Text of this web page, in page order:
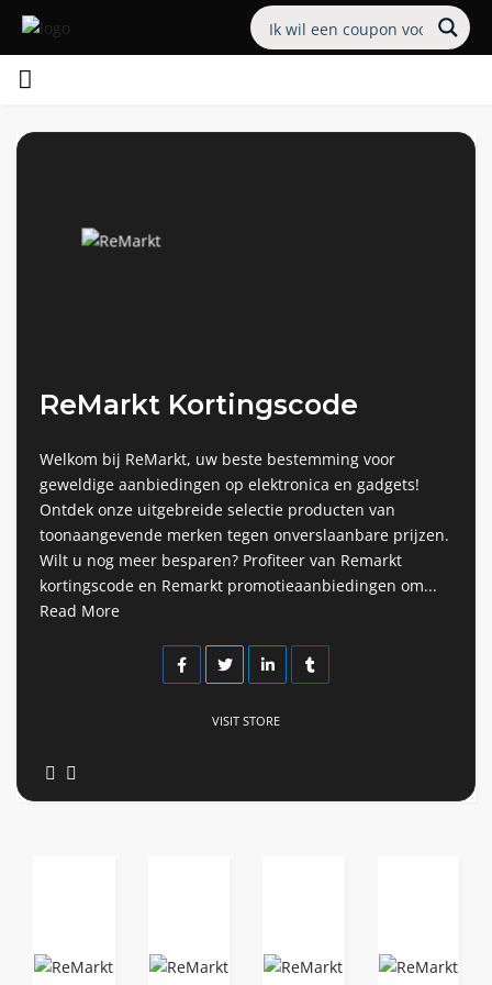
ReMarkt Kortingscode
Welkom bij ReMarkt, uw beste bestemming voor
geweldige aanbiedingen op elektronica en gadgets!
Ontdek onze uitgebreide selectie producten van
toonaangevende merken tegen onverslaanbare prijzen.
Wilt u nog meer besparen? Profiteer van Remarkt
kortingscode en Remarkt promotieaanbiedingen om...
Read More
VISIT STORE